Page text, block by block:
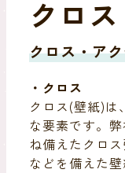
ク ロ ス
クロス・ア
・クロス
クロス(壁紙)は
な要素です。
ね備えたクロ
などを備えた壁